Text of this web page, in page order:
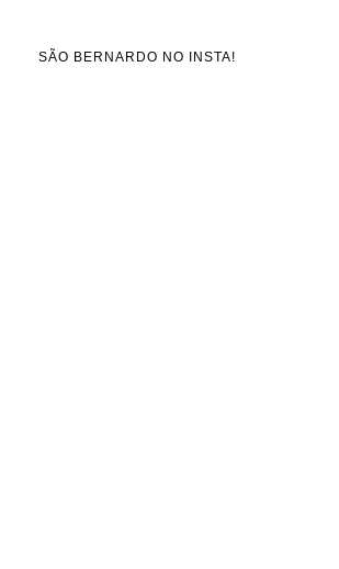
SÃO BERNARDO NO INSTA!